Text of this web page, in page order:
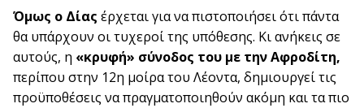
Όμως ο Δίας έρχεται για να πιστοποιήσει ότι πάντα
θα υπάρχουν οι τυχεροί της υπόθεσης. Κι ανήκεις σε
αυτούς, η «κρυφή» σύνοδος του με την Αφροδίτη,
περίπου στην 12η μοίρα του Λέοντα, δημιουργεί τις
προϋποθέσεις να πραγματοποιηθούν ακόμη και τα πιο